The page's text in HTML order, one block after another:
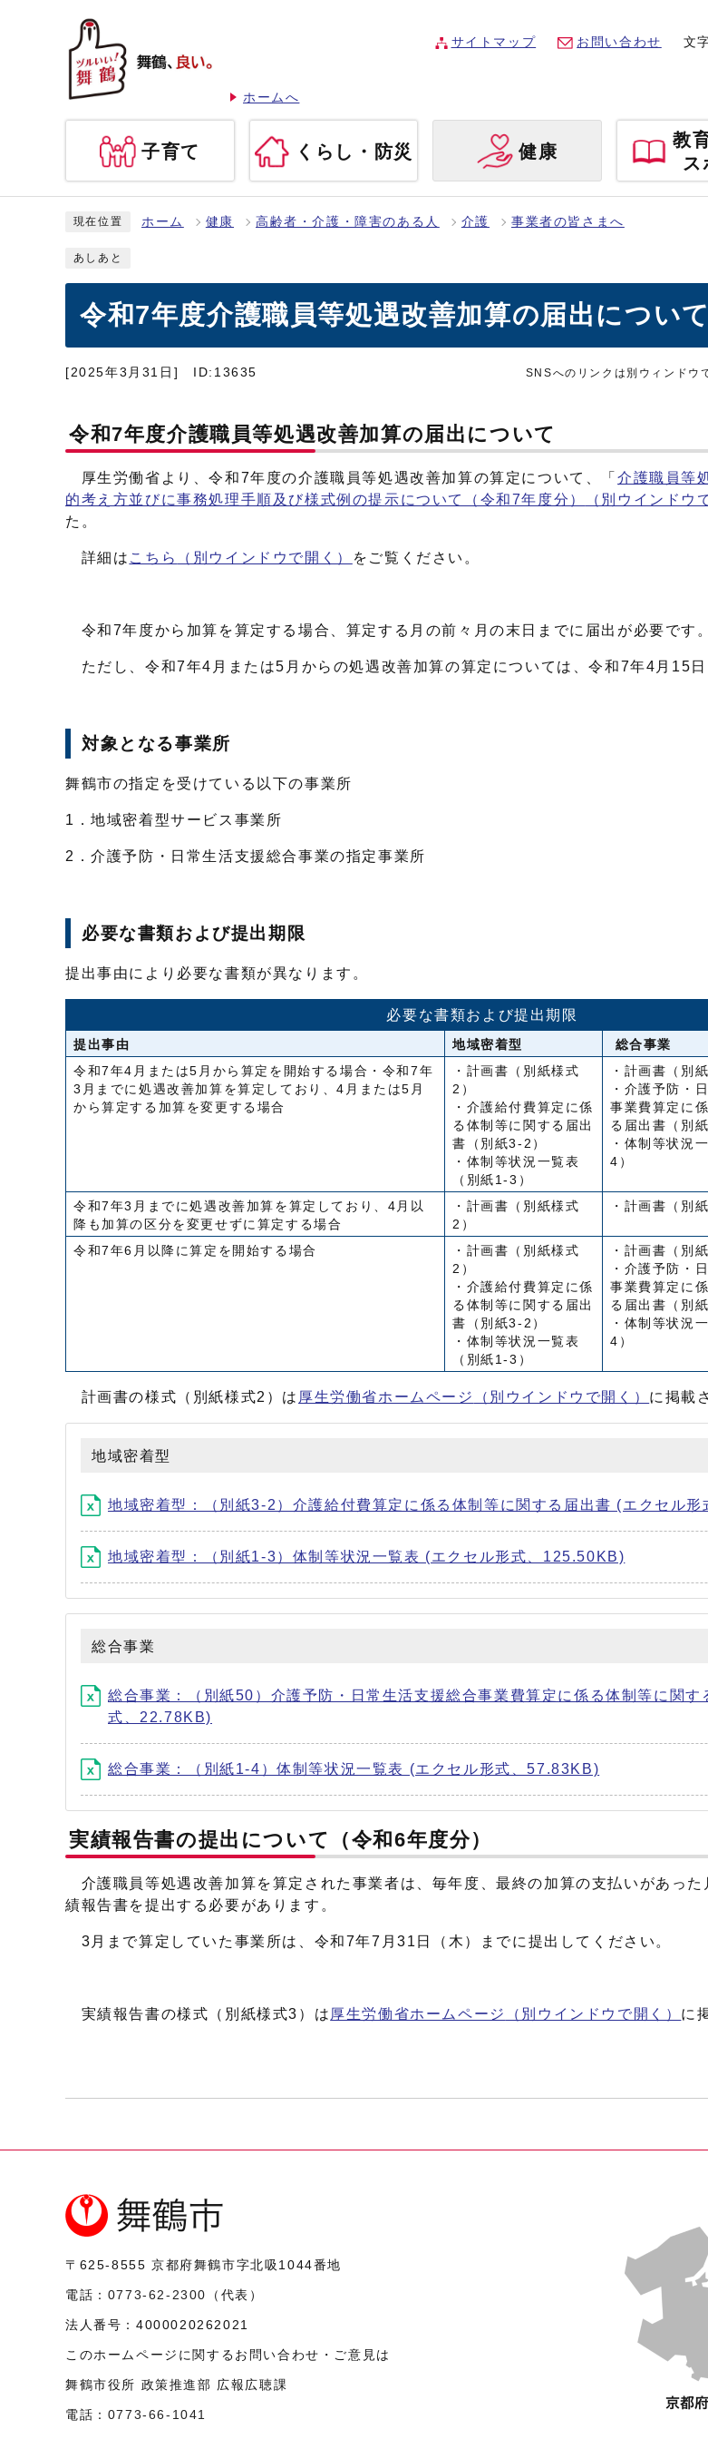
ホームへ
サイトマップ お問い合わせ 文
子育て くらし・防災 健康
教
ス
現在位置 ホーム 健康 高齢者・介護・障害のある人 介護 事業者の皆さまへ
あしあと
令和7年度介護職員等処遇改善加算の届出について
[2025年3月31日] ID:13635 SNSへのリンクは別ウィンドウ
令和7年度介護職員等処遇改善加算の届出について
厚生労働省より、令和7年度の介護職員等処遇改善加算の算定について、「介護職員等
的考え方並びに事務処理手順及び様式例の提示について（令和7年度分）
（別ウインドウ
た。
詳細は こちら （別ウインドウで開く） をご覧ください。
令和7年度から加算を算定する場合、算定する月の前々月の末日までに届出が必要です。
ただし、令和7年4月または5月からの処遇改善加算の算定については、令和7年4月15日
対象となる事業所
舞鶴市の指定を受けている以下の事業所
1．地域密着型サービス事業所
2．介護予防・日常生活支援総合事業の指定事業所
必要な書類および提出期限
提出事由により必要な書類が異なります。
必要な書類および提出期限
提出事由 地域密着型 総合事業
令和7年4月または5月から算定を開始する場合・令和7年
3月までに処遇改善加算を算定しており、4月または5月
から算定する加算を変更する場合
・計画書（別紙様式
2）
・介護給付費算定に係
る体制等に関する届出
書（別紙3-2）
・体制等状況一覧表
（別紙1-3）
・計画書（別
・介護予防・
事業費算定に
る届出書（別紙
・体制等状況
4）
令和7年3月までに処遇改善加算を算定しており、4月以
降も加算の区分を変更せずに算定する場合
・計画書（別紙様式
2）
・計画書（別
令和7年6月以降に算定を開始する場合
・計画書（別紙様式
2）
・介護給付費算定に係
る体制等に関する届出
書（別紙3-2）
・体制等状況一覧表
（別紙1-3）
・計画書（別
・介護予防・
事業費算定に
る届出書（別紙
・体制等状況
4）
計画書の様式（別紙様式2）は 厚生労働省ホームページ （別ウインドウで開く） に掲載
地域密着型
地域密着型：（別紙3-2）介護給付費算定に係る体制等に関する届出書 (エクセル
地域密着型：（別紙1-3）体制等状況一覧表 (エクセル形式、125.50KB)
総合事業
総合事業：（別紙50）介護予防・日常生活支援総合事業費算定に係る体制等に関す
式、22.78KB)
総合事業：（別紙1-4）体制等状況一覧表 (エクセル形式、57.83KB)
実績報告書の提出について（令和6年度分）
介護職員等処遇改善加算を算定された事業者は、毎年度、最終の加算の支払いがあった
績報告書を提出する必要があります。
3月まで算定していた事業所は、令和7年7月31日（木）までに提出してください。
実績報告書の様式（別紙様式3）は 厚生労働省ホームページ （別ウインドウで開く） に
〒625-8555 京都府舞鶴市字北吸1044番地
電話： 0773-62-2300 （代表）
法人番号： 4000020262021
このホームページに関するお問い合わせ・ご意見は
舞鶴市役所 政策推進部 広報広聴課
電話： 0773-66-1041